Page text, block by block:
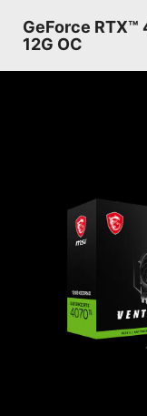
GeForce RTX™
12G OC